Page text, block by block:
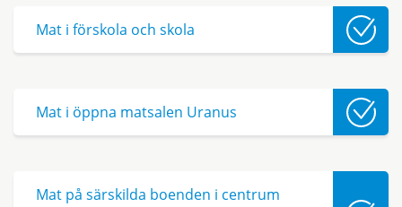
Mat i förskola och skola
Mat i öppna matsalen Uranus
Mat på särskilda boenden i centrum